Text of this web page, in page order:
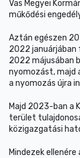
Vas Megyei
műkődési
Aztán egészen
2022
2022 májusában
nyomozást, majd
a nyomozás újra
Majd 2023-ban a
terület
közigazgatási
Mindezek